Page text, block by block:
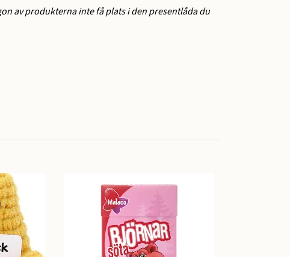
av produkterna inte få plats i den presentlåda du